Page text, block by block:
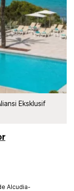
Eksklusif
Alcudia-